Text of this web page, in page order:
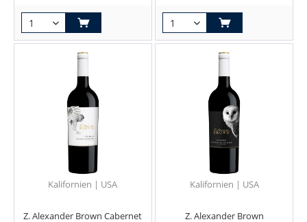
Kalifornien | USA
Z. Alexander Brown Cabernet
Kalifornien | USA
Z. Alexander Brown